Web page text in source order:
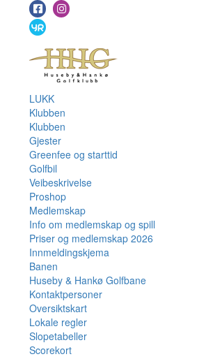
LUKK
Klubben
Klubben
Gjester
Greenfee og starttid
Golfbil
Veibeskrivelse
Proshop
Medlemskap
Info om medlemskap og spill
Priser og medlemskap 2026
Innmeldingskjema
Banen
Huseby & Hankø Golfbane
Kontaktpersoner
Oversiktskart
Lokale regler
Slopetabeller
Scorekort